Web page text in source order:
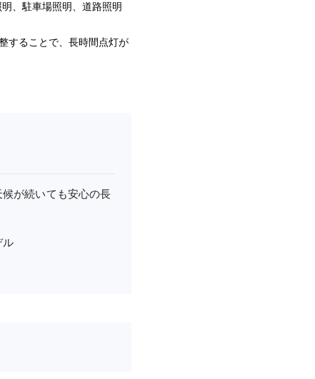
、駐車場照明、道路照明
することで、長時間点灯が
が続いても安心の長
ル